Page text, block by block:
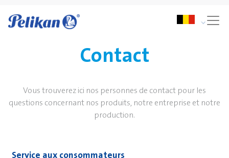
Contact
Vous trouverez ici nos personnes de contact pour les
questions concernant nos produits, notre entreprise et notre
production.
Service aux consommateurs